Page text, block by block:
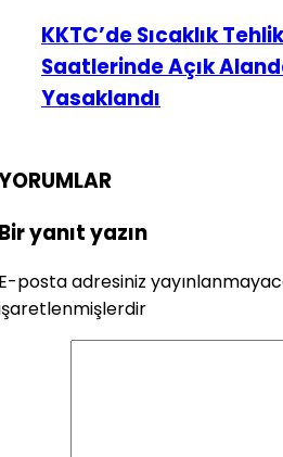
KKTC’de Sıcaklık
Saatlerinde Açık
Yasaklandı
yanıt yazın
posta adresiniz